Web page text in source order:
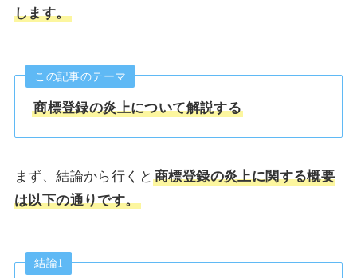
します。
この記事のテーマ
商標登録の炎上について解説する
まず、結論から行くと 商標登録の炎上に関する概要
は以下の通りです。
結論1